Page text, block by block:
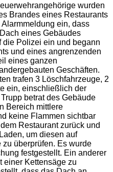
wurden
Brandes eines Restaurants
ein, dass
eines Gebäudes
die Polizei ein und begann
und eines angrenzenden
eines ganzen
Geschäften.
trafen 3 Löschfahrzeuge, 2
ein, einschließlich der
betrat des Gebäude
Bereich mittlere
keine Flammen sichtbar
Restaurant zurück und
um diesen auf
überprüfen. Es wurde
festgestellt. Ein anderer
einer Kettensäge zu